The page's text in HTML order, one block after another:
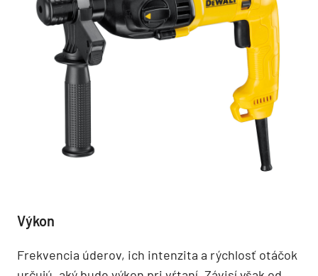
Výkon
Frekvencia úderov, ich intenzita a rýchlosť otáčok